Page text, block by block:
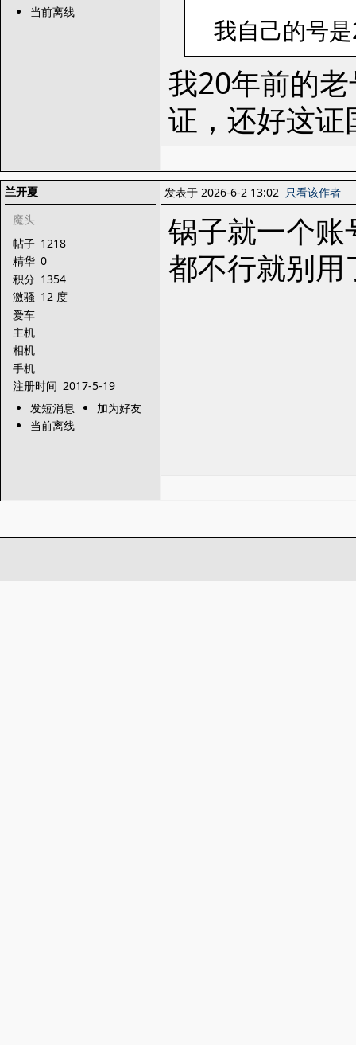
当前离线
我自己的号
我20年前的
证，还好这
兰开夏
魔头
帖子 1218
精华 0
积分 1354
激骚 12 度
爱车
主机
相机
手机
注册时间 2017-5-19
发短消息
加为好友
当前离线
发表于 2026-6-2 13:02 只看该作者
锅子就一个
都不行就别用